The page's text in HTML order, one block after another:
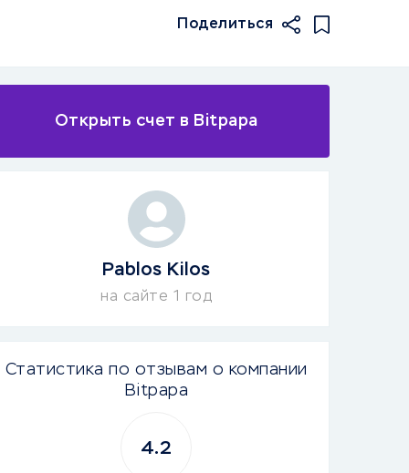
Поделиться
Открыть счет в Bitpapa
Pablos Kilos
на сайте 1 год
Статистика по отзывам о компании
Bitpapa
4.2